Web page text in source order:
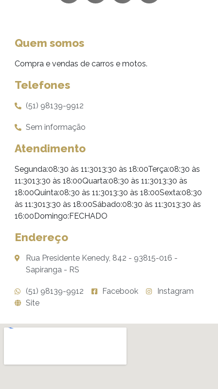
Quem somos
Compra e vendas de carros e motos.
Telefones
(51) 98139-9912
Sem informação
Atendimento
Segunda:08:30 às 11:3013:30 às 18:00Terça:08:30 às
11:3013:30 às 18:00Quarta:08:30 às 11:3013:30 às
18:00Quinta:08:30 às 11:3013:30 às 18:00Sexta:08:30
às 11:3013:30 às 18:00Sábado:08:30 às 11:3013:30 às
16:00Domingo:FECHADO
Endereço
Rua Presidente Kenedy, 842 - 93815-016 -
Sapiranga - RS
(51) 98139-9912 Facebook
Instagram
Site